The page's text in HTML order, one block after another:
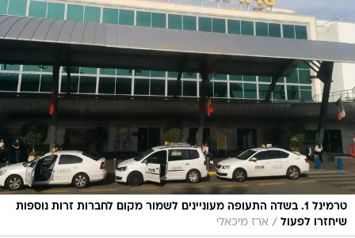
טרמינל 1. בשדה התעופה מעוניינים לשמור מקום לחברות זרות נוספות
שיחזרו לפעול / ארז מיכאלי